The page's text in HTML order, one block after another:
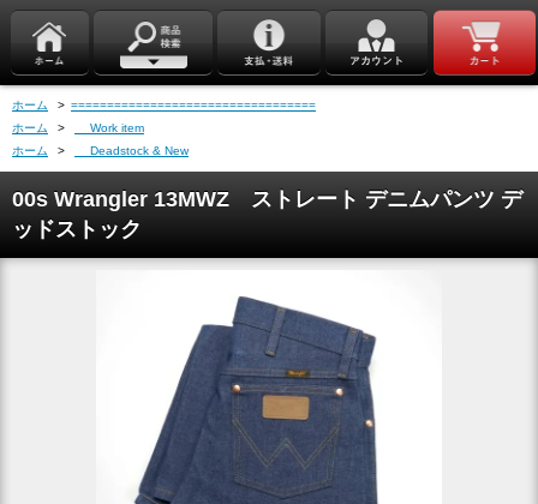
ホーム > ==================================
ホーム
>
Work item
ホーム
> Deadstock & New
00s Wrangler 13MWZ ストレート デニムパンツ デ
ッドストック